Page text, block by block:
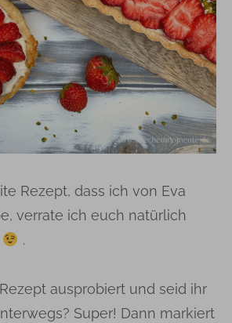
Rezept, dass ich von Eva
verrate ich euch natürlich
.
ausprobiert und seid ihr
Super! Dann markiert